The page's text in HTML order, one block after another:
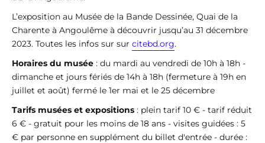
L’exposition au Musée de la Bande Dessinée, Quai de la
Charente à Angoulême à découvrir jusqu’au 31 décembre
2023. Toutes les infos sur sur citebd.org.
Horaires du musée : du mardi au vendredi de 10h à 18h -
dimanche et jours fériés de 14h à 18h (fermeture à 19h en
juillet et août) fermé le 1er mai et le 25 décembre
Tarifs musées et expositions : plein tarif 10 € - tarif réduit
6 € - gratuit pour les moins de 18 ans - visites guidées : 5
€ par personne en supplément du billet d'entrée - durée :